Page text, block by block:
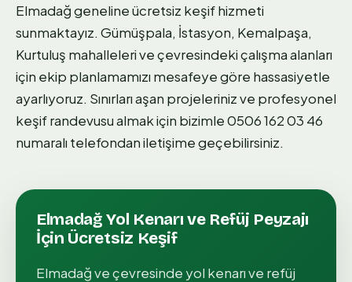
Elmadağ geneline ücretsiz keşif hizmeti
sunmaktayız. Gümüşpala, İstasyon, Kemalpaşa,
Kurtuluş mahalleleri ve çevresindeki çalışma alanları
için ekip planlamamızı mesafeye göre hassasiyetle
ayarlıyoruz. Sınırları aşan projeleriniz ve profesyonel
keşif randevusu almak için bizimle 0506 162 03 46
numaralı telefondan iletişime geçebilirsiniz.
Elmadağ Yol Kenarı ve Refüj Peyzajı
İçin Ücretsiz Keşif
Elmadağve çevresinde yol kenarı ve refüj